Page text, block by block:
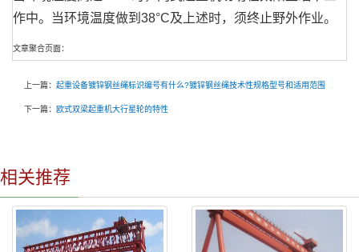
作中。当环境温度做到38°C及上述时，须终止野外作业。
文章聚合页面：
上一篇： 起重设备镀锌钢丝绳标识编号有什么?镀锌钢丝绳技术性规格型号和适用范围
下一篇： 欧式双梁起重机大行星轮的特性
相关推荐